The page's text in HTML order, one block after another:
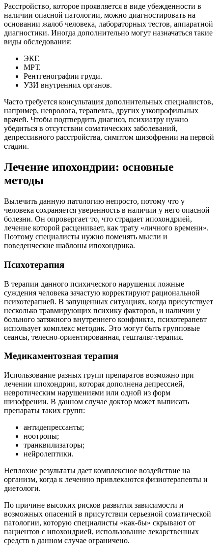
Расстройство, которое проявляется в виде убежденности в
наличии опасной патологии, можно диагностировать на
основании жалоб человека, лабораторных тестов, аппаратной
диагностики. Иногда дополнительно могут назначаться такие
виды обследования:
ЭКГ.
МРТ.
Рентгенографии груди.
УЗИ внутренних органов.
Часто требуется консультация дополнительных специалистов,
например, невролога, терапевта, других узкопрофильных
врачей. Чтобы подтвердить диагноз, психиатру нужно
убедиться в отсутствии соматических заболеваний,
депрессивного расстройства, симптом шизофрении на первой
стадии.
Лечение ипохондрии: основные
методы
Вылечить данную патологию непросто, потому что у
человека сохраняется уверенность в наличии у него опасной
болезни. Он опровергает то, что страдает ипохондрией,
лечение которой расценивает, как трату «личного времени».
Поэтому специалисты нужно поменять мысли и
поведенческие шаблоны ипохондрика.
Психотерапия
В терапии данного психического нарушения ложные
суждения человека зачастую корректируют рациональной
психотерапией. В запущенных ситуациях, когда присутствует
несколько травмирующих психику факторов, и наличии у
больного затяжного внутреннего конфликта, психотерапевт
использует комплекс методик. Это могут быть групповые
сеансы, телесно-ориентированная, гештальт-терапия.
Медикаментозная терапия
Использование разных групп препаратов возможно при
лечении ипохондрии, которая дополнена депрессией,
невротическим нарушениями или одной из форм
шизофрении. В данном случае доктор может выписать
препараты таких групп:
антидепрессанты;
ноотропы;
транквилизаторы;
нейролептики.
Неплохие результаты дает комплексное воздействие на
организм, когда к лечению привлекаются физиотерапевты и
диетологи.
По причине высоких рисков развития зависимости и
возможных опасений в присутствии серьезной соматической
патологии, которую специалисты «как-бы» скрывают от
пациентов с ипохондрией, использование лекарственных
средств в данном случае ограничено.